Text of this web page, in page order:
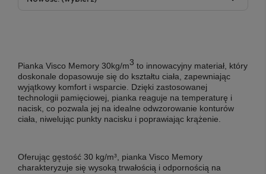
Pianka Visco Memory 30kg/m3 to innowacyjny materiał, który
doskonale dopasowuje się do kształtu ciała, zapewniając
wyjątkowy komfort i wsparcie. Dzięki zastosowanej
technologii pamięciowej, pianka reaguje na temperaturę i
nacisk, co pozwala jej na idealne odwzorowanie konturów
ciała, niwelując punkty nacisku i poprawiając krążenie.
Oferując gęstość 30 kg/m³, pianka Visco Memory
charakteryzuje się wysoką trwałością i odpornością na